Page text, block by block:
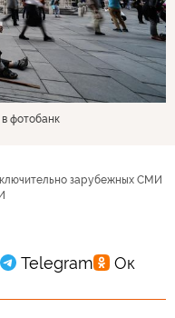
фотобанк
зарубежных СМИ